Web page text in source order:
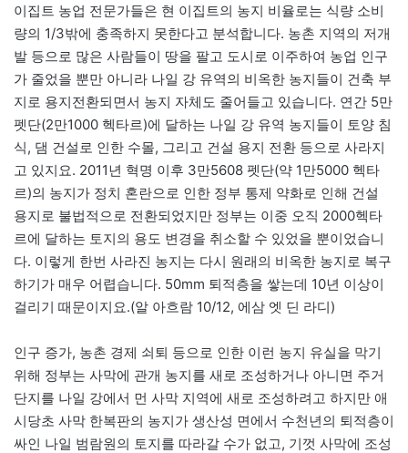
이집트 농업 전문가들은 현 이집트의 농지 비율로는 식량 소비
량의 1/3밖에 충족하지 못한다고 분석합니다. 농촌 지역의 저개
발 등으로 많은 사람들이 땅을 팔고 도시로 이주하여 농업 인구
가 줄었을 뿐만 아니라 나일 강 유역의 비옥한 농지들이 건축 부
지로 용지전환되면서 농지 자체도 줄어들고 있습니다. 연간 5만
펫단(2만1000 헥타르)에 달하는 나일 강 유역 농지들이 토양 침
식, 댐 건설로 인한 수몰, 그리고 건설 용지 전환 등으로 사라지
고 있지요. 2011년 혁명 이후 3만5608 펫단(약 1만5000 헥타
르)의 농지가 정치 혼란으로 인한 정부 통제 약화로 인해 건설
용지로 불법적으로 전환되었지만 정부는 이중 오직 2000헥타
르에 달하는 토지의 용도 변경을 취소할 수 있었을 뿐이었습니
다. 이렇게 한번 사라진 농지는 다시 원래의 비옥한 농지로 복구
하기가 매우 어렵습니다. 50mm 퇴적층을 쌓는데 10년 이상이
걸리기 때문이지요.(알 아흐람 10/12, 에삼 엣 딘 라디)
인구 증가, 농촌 경제 쇠퇴 등으로 인한 이런 농지 유실을 막기
위해 정부는 사막에 관개 농지를 새로 조성하거나 아니면 주거
단지를 나일 강에서 먼 사막 지역에 새로 조성하려고 하지만 애
시당초 사막 한복판의 농지가 생산성 면에서 수천년의 퇴적층이
싸인 나일 범람원의 토지를 따라갈 수가 없고, 기껏 사막에 조성